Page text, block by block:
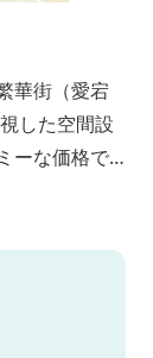
華街（愛宕
した空間設
ーな価格で
定いただ
無料のウェ